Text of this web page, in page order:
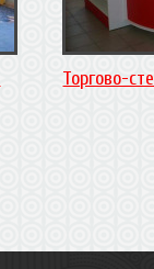
Торгово-